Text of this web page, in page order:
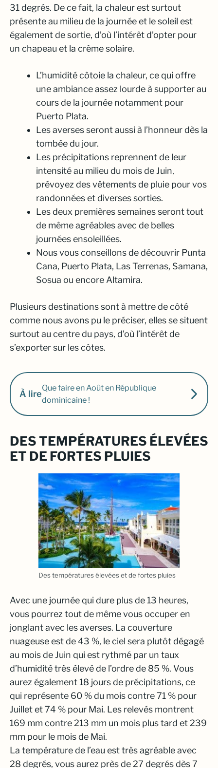
31 degrés. De ce fait, la chaleur est surtout
présente au milieu de la journée et le soleil est
également de sortie, d’où l’intérêt d’opter pour
un chapeau et la crème solaire.
L’humidité côtoie la chaleur, ce qui offre
une ambiance assez lourde à supporter au
cours de la journée notamment pour
Puerto Plata.
Les averses seront aussi à l’honneur dès la
tombée du jour.
Les précipitations reprennent de leur
intensité au milieu du mois de Juin,
prévoyez des vêtements de pluie pour vos
randonnées et diverses sorties.
Les deux premières semaines seront tout
de même agréables avec de belles
journées ensoleillées.
Nous vous conseillons de découvrir Punta
Cana, Puerto Plata, Las Terrenas, Samana,
Sosua ou encore Altamira.
Plusieurs destinations sont à mettre de côté
comme nous avons pu le préciser, elles se situent
surtout au centre du pays, d’où l’intérêt de
s’exporter sur les côtes.
À lire
Que faire en Août en République
dominicaine !
DES TEMPÉRATURES ÉLEVÉES
ET DE FORTES PLUIES
Des températures élevées et de fortes pluies
Avec une journée qui dure plus de 13 heures,
vous pourrez tout de même vous occuper en
jonglant avec les averses. La couverture
nuageuse est de 43 %, le ciel sera plutôt dégagé
au mois de Juin qui est rythmé par un taux
d’humidité très élevé de l’ordre de 85 %. Vous
aurez également 18 jours de précipitations, ce
qui représente 60 % du mois contre 71 % pour
Juillet et 74 % pour Mai. Les relevés montrent
169 mm contre 213 mm un mois plus tard et 239
mm pour le mois de Mai.
La température de l’eau est très agréable avec
28 degrés, vous aurez près de 27 degrés dès 7